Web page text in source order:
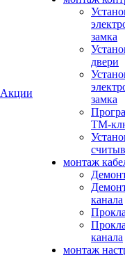
Акции
замка
двери
замка
ТМ-
монтаж
канала
канала
монтаж